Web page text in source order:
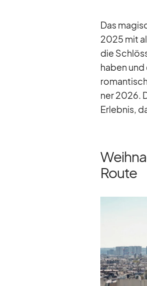
Das
2025 mit
die
ha­ben
ner 2026.
Er­leb­nis,
Route